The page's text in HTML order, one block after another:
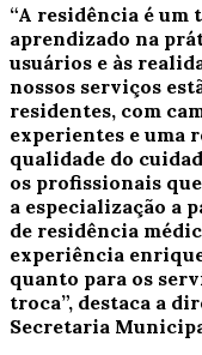
“A residência é
aprendizado na
usuários e às
nossos serviços
residentes, com
experientes e uma
qualidade do
os profissionais
a especialização a
de residência
experiência
quanto para os
troca”, destaca a
Secretaria